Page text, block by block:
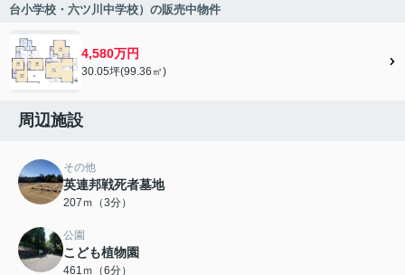
台小学校・六ツ川中学校）の販売中物件
4,580万円
30.05坪(99.36㎡)
周辺施設
その他
英連邦戦死者墓地
207ｍ（3分）
公園
こども植物園
461ｍ（6分）